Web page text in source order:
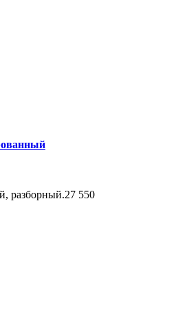
разборный.27 550